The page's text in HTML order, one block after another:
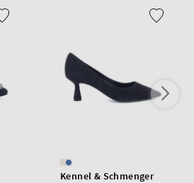
Kennel & Schmenger